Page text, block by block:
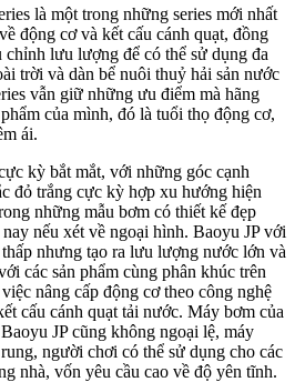
là một trong những series mới nhất
động cơ và kết cấu cánh quạt, đồng
lưu lượng để có thể sử dụng đa
trời và dàn bể nuôi thuỷ hải sản nước
vẫn giữ những ưu điểm mà hãng
của mình, đó là tuổi thọ động cơ,
ái.
kỳ bắt mắt, với những góc cạnh
đỏ trắng cực kỳ hợp xu hướng hiện
những mẫu bơm có thiết kế đẹp
nếu xét về ngoại hình. Baoyu JP với
nhưng tạo ra lưu lượng nước lớn và
các sản phẩm cùng phân khúc trên
nâng cấp động cơ theo công nghệ
cấu cánh quạt tải nước. Máy bơm của
JP cũng không ngoại lệ, máy
người chơi có thể sử dụng cho các
nhà, vốn yêu cầu cao về độ yên tĩnh.